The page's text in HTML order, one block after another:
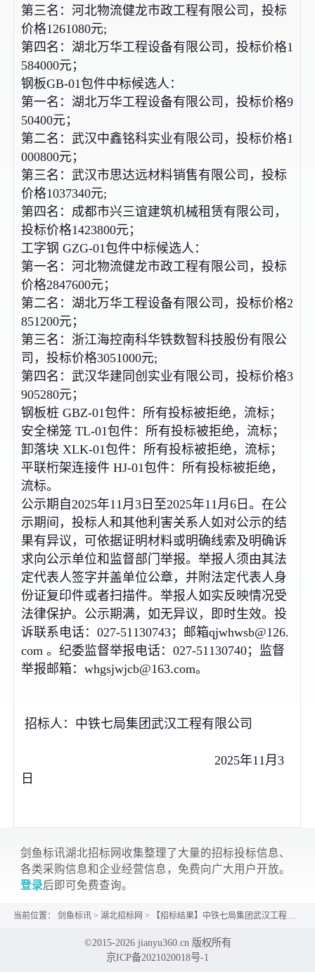
第三名：河北物流健龙市政工程有限公司，投标
价格1261080元;
第四名：湖北万华工程设备有限公司，投标价格1
584000元；
钢板GB-01包件中标候选人：
第一名：湖北万华工程设备有限公司，投标价格9
50400元；
第二名：武汉中鑫铭科实业有限公司，投标价格1
000800元；
第三名：武汉市思达远材料销售有限公司，投标
价格1037340元;
第四名：成都市兴三谊建筑机械租赁有限公司，
投标价格1423800元；
工字钢 GZG-01包件中标候选人：
第一名：河北物流健龙市政工程有限公司，投标
价格2847600元；
第二名：湖北万华工程设备有限公司，投标价格2
851200元；
第三名：浙江海控南科华铁数智科技股份有限公
司，投标价格3051000元;
第四名：武汉华建同创实业有限公司，投标价格3
905280元；
钢板桩 GBZ-01包件：所有投标被拒绝，流标；
安全梯笼 TL-01包件：所有投标被拒绝，流标；
卸落块 XLK-01包件：所有投标被拒绝，流标；
平联桁架连接件 HJ-01包件：所有投标被拒绝，
流标。
公示期自2025年11月3日至2025年11月6日。在公
示期间，投标人和其他利害关系人如对公示的结
果有异议，可依据证明材料或明确线索及明确诉
求向公示单位和监督部门举报。举报人须由其法
定代表人签字并盖单位公章，并附法定代表人身
份证复印件或者扫描件。举报人如实反映情况受
法律保护。公示期满，如无异议，即时生效。投
诉联系电话：027-51130743；邮箱qjwhwsb@126.
com 。纪委监督举报电话：027-51130740；监督
举报邮箱：whgsjwjcb@163.com。
招标人：中铁七局集团武汉工程有限公司
2025年11月3
日
剑鱼标讯湖北招标网收集整理了大量的招标投标信息、
各类采购信息和企业经营信息，免费向广大用户开放。
登录后即可免费查询。
当前位置： 剑鱼标讯 > 湖北招标网 > 【招标结果】中铁七局集团武汉工程有限公司2025-2027年周转材料租赁框架协议采购中标候选...
©2015-2026 jianyu360.cn 版权所有
京ICP备2021020018号-1